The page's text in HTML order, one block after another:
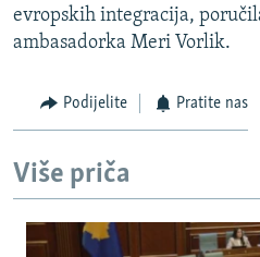
evropskih integracija,
ambasadorka Meri Vorlik.
Podijelite Pratite nas
Više priča